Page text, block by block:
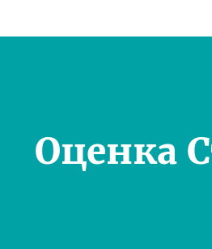
Оценка